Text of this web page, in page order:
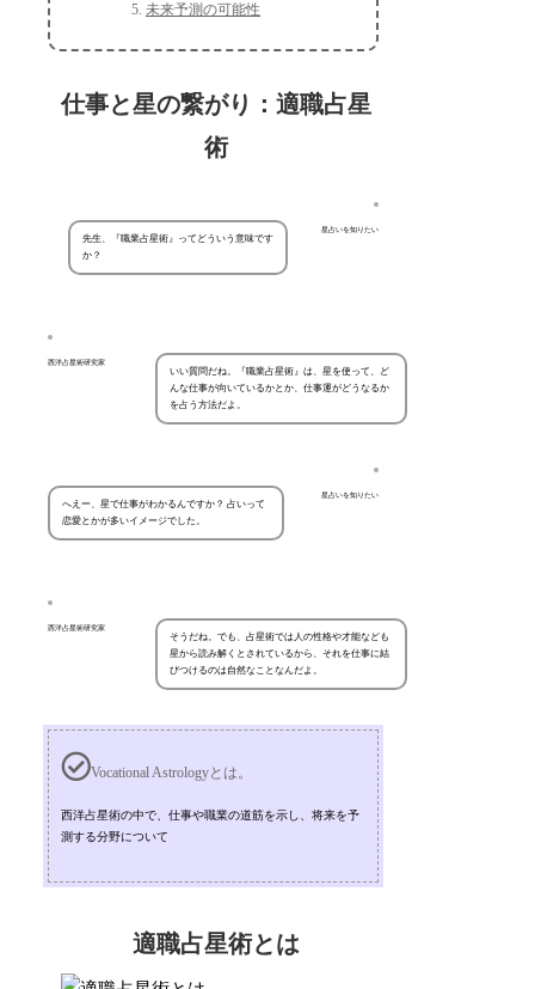
未来予測の可能性
仕事と星の繋がり：適職占星
術
星占いを知りたい
先生、『職業占星術』ってどういう意味です
か？
西洋占星術研究家
いい質問だね。『職業占星術』は、星を使って、ど
んな仕事が向いているかとか、仕事運がどうなるか
を占う方法だよ。
星占いを知りたい
へえー、星で仕事がわかるんですか？ 占いって
恋愛とかが多いイメージでした。
西洋占星術研究家
そうだね。でも、占星術では人の性格や才能なども
星から読み解くとされているから、それを仕事に結
びつけるのは自然なことなんだよ。
Vocational Astrologyとは。
西洋占星術の中で、仕事や職業の道筋を示し、将来を予
測する分野について
適職占星術とは